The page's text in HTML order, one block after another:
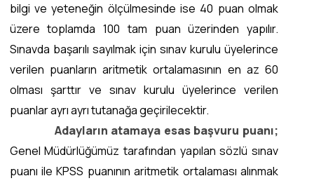
bilgi ve yeteneğin ölçülmesinde ise 40 puan olmak
üzere toplamda 100 tam puan üzerinden yapılır.
Sınavda başarılı sayılmak için sınav kurulu üyelerince
verilen puanların aritmetik ortalamasının en az 60
olması şarttır ve sınav kurulu üyelerince verilen
puanlar ayrı ayrı tutanağa geçirilecektir.
Adayların atamaya esas başvuru puanı;
Genel Müdürlüğümüz tarafından yapılan sözlü sınav
puanı ile KPSS puanının aritmetik ortalaması alınmak